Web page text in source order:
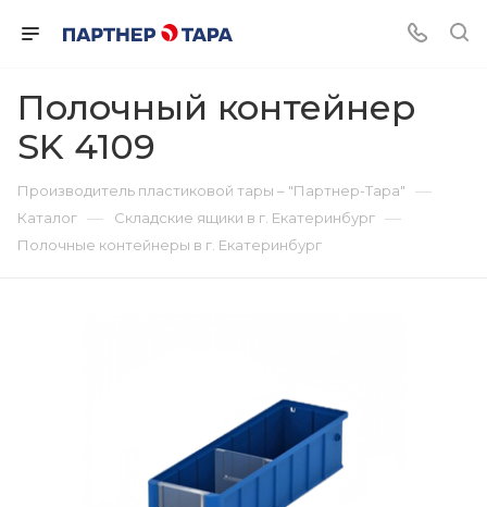
Полочный контейнер
SK 4109
Производитель пластиковой тары – "Партнер-Тара" —
Каталог — Складские ящики в г. Екатеринбург —
Полочные контейнеры в г. Екатеринбург